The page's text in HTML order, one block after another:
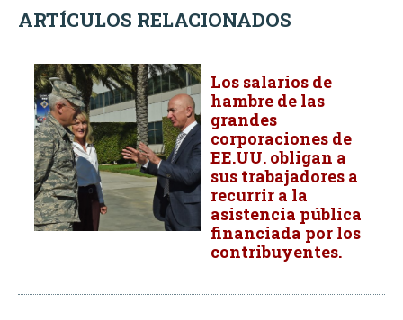
ARTÍCULOS RELACIONADOS
Los salarios de
hambre de las
grandes
corporaciones de
EE.UU. obligan a
sus trabajadores a
recurrir a la
asistencia pública
financiada por los
contribuyentes.